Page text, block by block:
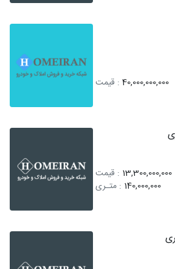
40,000,000,000 : قیمت
13,300,000,000 : قیمت
140,000,000 : متـری